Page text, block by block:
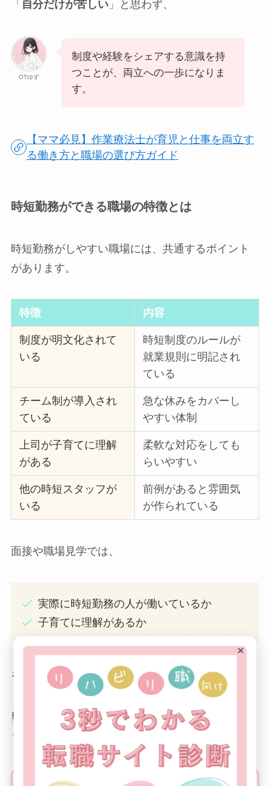
「 自分だけが苦しい」と思わず、
OTゆず
制度や経験をシェアする意識を持
つことが、両立への一歩になりま
す。
【ママ必見】作業療法士が育児と仕事を両立す
る働き方と職場の選び方ガイド
時短勤務ができる職場の特徴とは
時短勤務がしやすい職場には、共通するポイント
があります。
特徴 内容
制度が明文化されて
いる
時短制度のルールが
就業規則に明記され
ている
チーム制が導入され
ている
急な休みをカバーし
やすい体制
上司が子育てに理解
がある
柔軟な対応をしても
らいやすい
他の時短スタッフが
いる
前例があると雰囲気
が作られている
面接や職場見学では、
実際に時短勤務の人が働いているか
子育てに理解があるか
を確認するとミスマッチを防げます。
転職エージェントに職場の雰囲気を確認してもら
うのも有効な手段です。
×